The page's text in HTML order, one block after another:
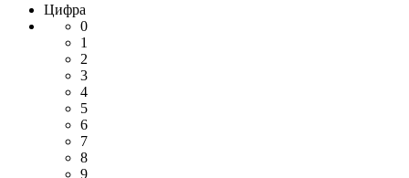
Цифра
0
1
2
3
4
5
6
7
8
9